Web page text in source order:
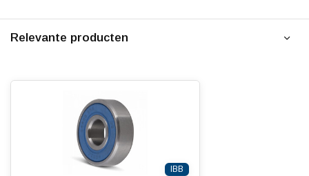
Relevante producten
IBB